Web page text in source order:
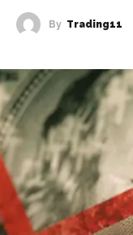
By Trading11